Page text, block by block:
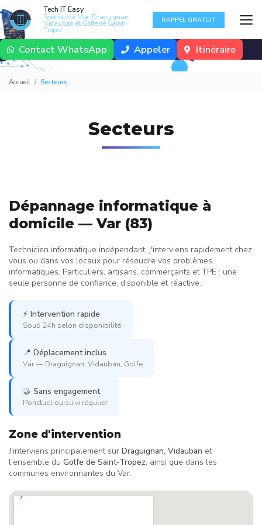
au
contenu
principal
Contact WhatsApp Appeler Itinéraire
Tech IT Easy
Spécialiste Mac Draguignan,
Vidauban et Golfe de Saint-
Tropez
RAPPEL GRATUIT
Accueil Secteurs
Secteurs
Dépannage informatique à
domicile — Var (83)
Technicien informatique indépendant, j'interviens rapidement chez
vous ou dans vos locaux pour résoudre vos problèmes
informatiques. Particuliers, artisans, commerçants et TPE : une
seule personne de confiance, disponible et réactive.
⚡ Intervention rapide
Sous 24h selon disponibilité
📍 Déplacement inclus
Var — Draguignan, Vidauban, Golfe
🤝 Sans engagement
Ponctuel ou suivi régulier
Zone d'intervention
J'interviens principalement sur Draguignan, Vidauban et
l'ensemble du Golfe de Saint-Tropez, ainsi que dans les
communes environnantes du Var.